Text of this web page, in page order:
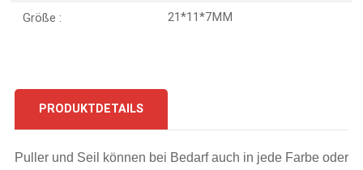
Größe : 21*11*7MM
PRODUKTDETAILS
Puller und Seil können bei Bedarf auch in jede Farbe oder